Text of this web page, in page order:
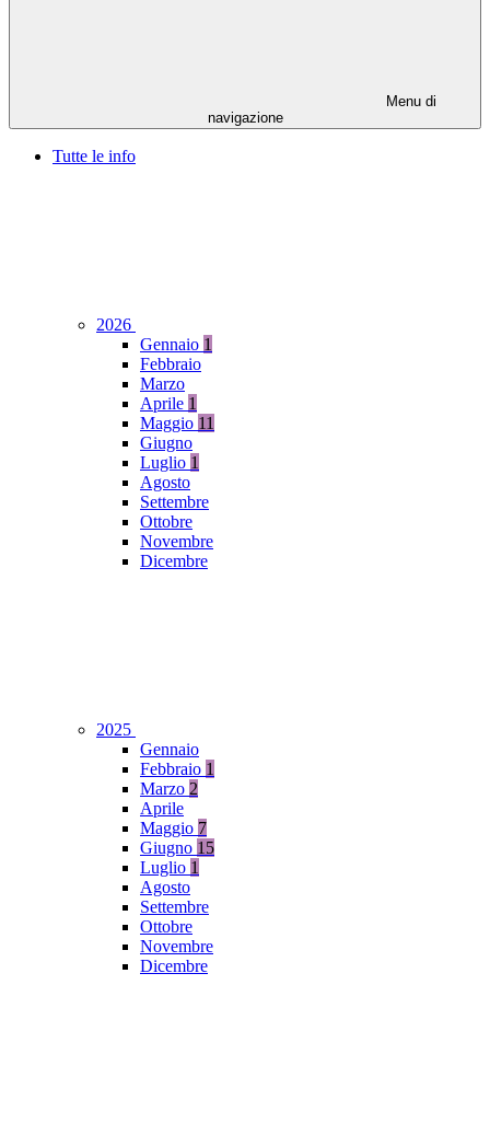
Menu di
navigazione
Tutte le info
2026
Gennaio 1
Febbraio
Marzo
Aprile 1
Maggio 11
Giugno
Luglio 1
Agosto
Settembre
Ottobre
Novembre
Dicembre
2025
Gennaio
Febbraio 1
Marzo 2
Aprile
Maggio 7
Giugno 15
Luglio 1
Agosto
Settembre
Ottobre
Novembre
Dicembre